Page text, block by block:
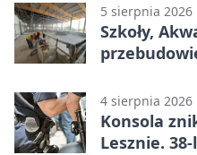
5 sierpnia 2026
Szkoły,
4 sierpnia 2026
Konsola
Lesznie.